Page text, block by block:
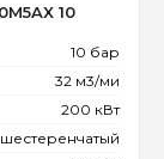
10
10 бар
32 м3/ми
200 кВт
шестеренчатый